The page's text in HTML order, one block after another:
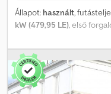
Állapot: használt,
kW (479,95 LE), első
,
2 tengely, következő
fehér, hajtástípus:
év:2020, Felszereltség:
rendszer, állófűtés
,